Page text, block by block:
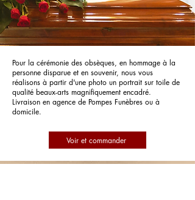
Pour la cérémonie des obsèques, en hommage à la
personne disparue et en souvenir, nous vous
réalisons à partir d'une photo un portrait sur toile de
qualité beaux-arts magnifiquement encadré.
Livraison en agence de Pompes Funèbres ou à
domicile.
Voir et commander